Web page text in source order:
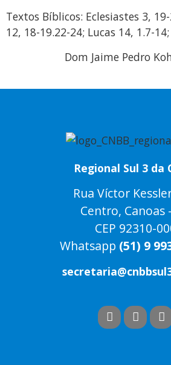
Textos Bíblicos: Eclesiastes 3,
12, 18-19.22-24; Lucas 14, 1.7-
Dom Jaime Pedro
Regional Sul 3 da
Rua Víctor
Centro, Canoas
CEP 92310-
Whatsapp (51) 9